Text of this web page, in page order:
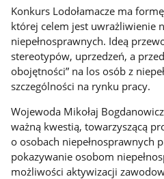
Konkurs Lodołamacze ma
której celem jest uwrażliwienie
niepełnosprawnych. Ideą
stereotypów, uprzedzeń, a
obojętności” na los osób z
szczególności na rynku pracy.
Wojewoda Mikołaj
ważną kwestią, towarzyszącą
o osobach niepełnosprawnych
pokazywanie osobom
możliwości aktywizacji